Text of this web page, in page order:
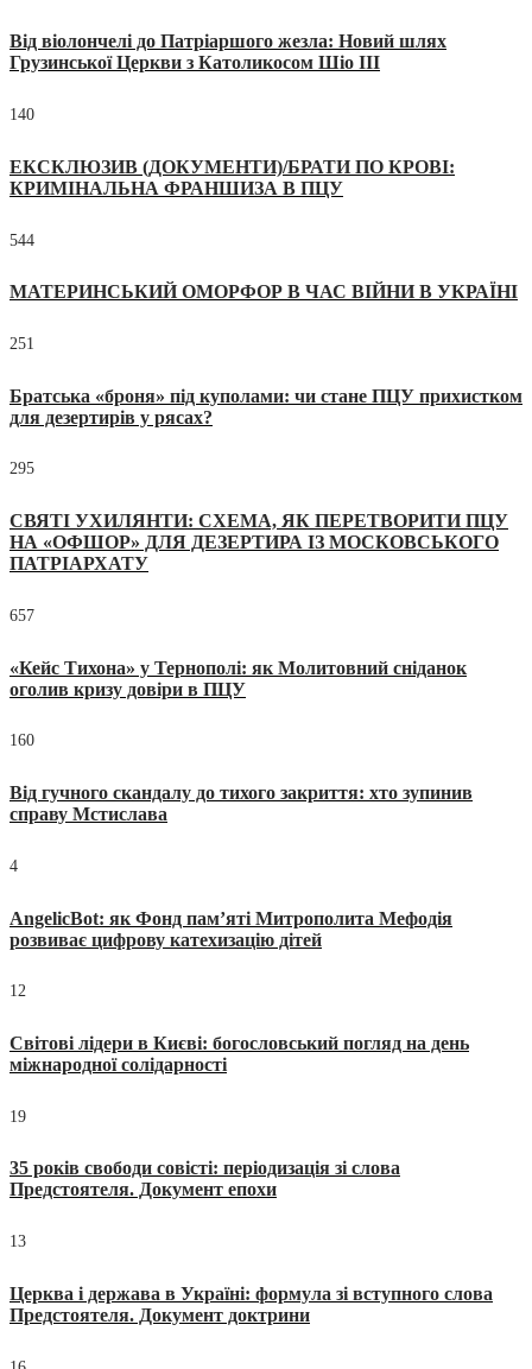
Від віолончелі до Патріаршого жезла: Новий шлях
Грузинської Церкви з Католикосом Шіо III
140
ЕКСКЛЮЗИВ (ДОКУМЕНТИ)/БРАТИ ПО КРОВІ:
КРИМІНАЛЬНА ФРАНШИЗА В ПЦУ
544
МАТЕРИНСЬКИЙ ОМОРФОР В ЧАС ВІЙНИ В УКРАЇНІ
251
Братська «броня» під куполами: чи стане ПЦУ прихистком
для дезертирів у рясах?
295
СВЯТІ УХИЛЯНТИ: СХЕМА, ЯК ПЕРЕТВОРИТИ ПЦУ
НА «ОФШОР» ДЛЯ ДЕЗЕРТИРА ІЗ МОСКОВСЬКОГО
ПАТРІАРХАТУ
657
«Кейс Тихона» у Тернополі: як Молитовний сніданок
оголив кризу довіри в ПЦУ
160
Від гучного скандалу до тихого закриття: хто зупинив
справу Мстислава
4
AngelicBot: як Фонд пам’яті Митрополита Мефодія
розвиває цифрову катехизацію дітей
12
Світові лідери в Києві: богословський погляд на день
міжнародної солідарності
19
35 років свободи совісті: періодизація зі слова
Предстоятеля. Документ епохи
13
Церква і держава в Україні: формула зі вступного слова
Предстоятеля. Документ доктрини